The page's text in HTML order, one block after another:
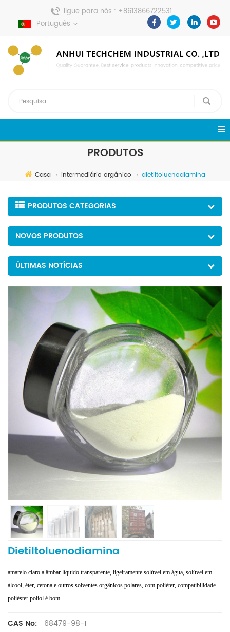
ligue para nós : +8613866722531
envie uma mensagem :
pweiping@techemi.com
Português
PRODUTOS
Casa intermediário orgânico dietiltoluenodiamina
PRODUTOS CATEGORIAS
NOVOS PRODUTOS
ÚLTIMAS NOTÍCIAS
Dietiltoluenodiamina
amarelo claro a âmbar líquido transparente, ligeiramente solúvel em água, solúvel em
álcool, éter, cetona e outros solventes orgânicos polares, com poliéter, compatibilidade
poliéster poliol é bom.
CAS No:
68479-98-1